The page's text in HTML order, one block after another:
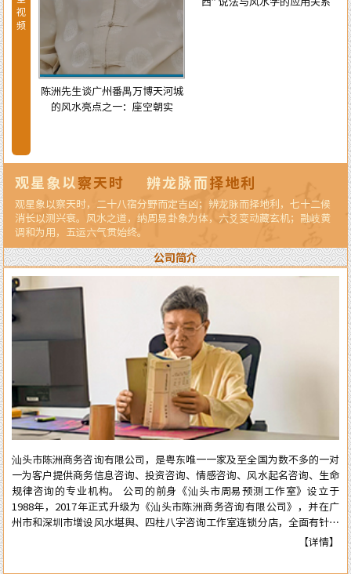
视
频
城
水
陈洲先生谈广州番禺万博天河城
的风水亮点之一：座空朝实
观星象以察天时 辨龙脉而择地利
观星象以察天时，二十八宿分野而定吉凶；辨龙脉而择地利，七十二候
消长以测兴衰。风水之道，纳周易卦象为体，六爻变动藏玄机；融岐黄
调和为用，五运六气贯始终。
公司简介
汕头市陈洲商务咨询有限公司，是粤东唯一一家及至全国为数不多的一对
一为客户提供商务信息咨询、投资咨询、情感咨询、风水起名咨询、生命
规律咨询的专业机构。 公司的前身《汕头市周易预测工作室》设立于
1988年，2017年正式升级为《汕头市陈洲商务咨询有限公司》，并在广
州市和深圳市增设风水堪舆、四柱八字咨询工作室连锁分店，全面有针对
性地为在广州市和深圳市工作、生活的广大广州、深圳客户提供咨询服
【详情】